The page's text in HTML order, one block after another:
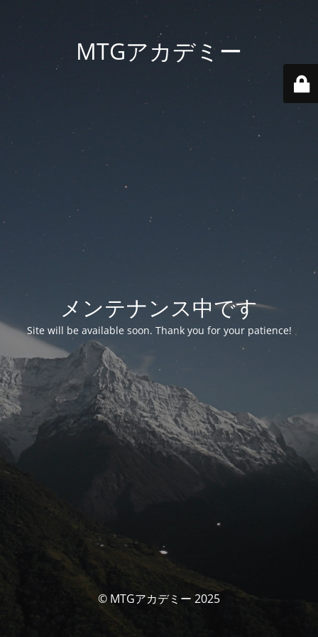
MTGアカデミー
メンテナンス中です
Site will be available soon. Thank you for your patience!
© MTGアカデミー 2025